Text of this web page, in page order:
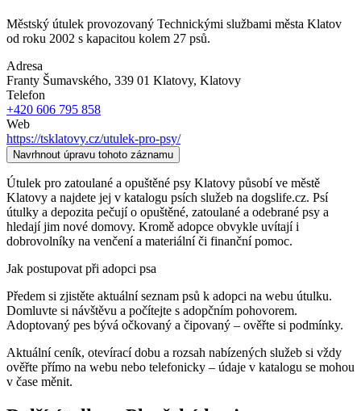
Městský útulek provozovaný Technickými službami města Klatov
od roku 2002 s kapacitou kolem 27 psů.
Adresa
Franty Šumavského, 339 01 Klatovy, Klatovy
Telefon
+420 606 795 858
Web
https://tsklatovy.cz/utulek-pro-psy/
Navrhnout úpravu tohoto záznamu
Útulek pro zatoulané a opuštěné psy Klatovy působí ve městě
Klatovy a najdete jej v katalogu psích služeb na dogslife.cz. Psí
útulky a depozita pečují o opuštěné, zatoulané a odebrané psy a
hledají jim nové domovy. Kromě adopce obvykle uvítají i
dobrovolníky na venčení a materiální či finanční pomoc.
Jak postupovat při adopci psa
Předem si zjistěte aktuální seznam psů k adopci na webu útulku.
Domluvte si návštěvu a počítejte s adopčním pohovorem.
Adoptovaný pes bývá očkovaný a čipovaný – ověřte si podmínky.
Aktuální ceník, otevírací dobu a rozsah nabízených služeb si vždy
ověřte přímo na webu nebo telefonicky – údaje v katalogu se mohou
v čase měnit.